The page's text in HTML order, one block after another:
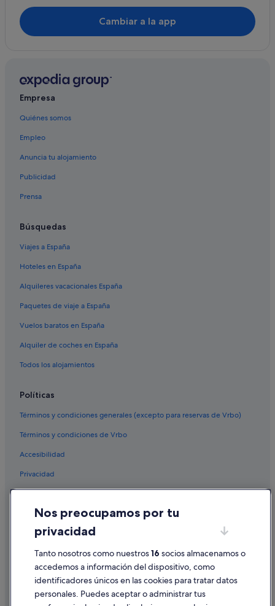
Cambiar a la app
Empresa
Quiénes somos
Empleo
Anuncia tu alojamiento
Publicidad
Prensa
Búsquedas
Viajes a España
Hoteles en España
Alquileres vacacionales España
Paquetes de viaje a España
Vuelos baratos en España
Alquiler de coches en España
Todos los alojamientos
Políticas
Términos y condiciones generales (excepto para reservas de Vrbo)
Términos y condiciones de Vrbo
Accesibilidad
Privacidad
Condiciones de uso
Información legal/contacto
Pautas sobre el contenido y cómo denunciar contenido
Ayuda
Nos preocupamos por tu
privacidad
Tanto nosotros como nuestros16 socios almacenamos o
accedemos a información del dispositivo, como
identificadores únicos en las cookies para tratar datos
personales. Puedes aceptar o administrar tus